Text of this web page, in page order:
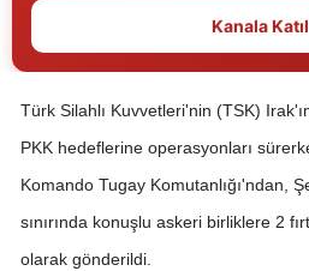
Kanala Katıl
Türk Silahlı Kuvvetleri'nin (TSK)
PKK hedeflerine operasyonları
Komando Tugay Komutanlığı'ndan,
sınırında konuşlu askeri birliklere 2
olarak gönderildi.